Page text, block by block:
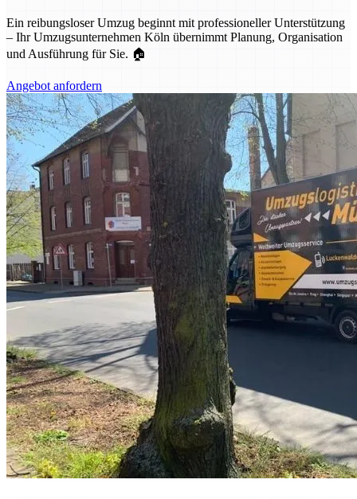
Ein reibungsloser Umzug beginnt mit professioneller Unterstützung
– Ihr Umzugsunternehmen Köln übernimmt Planung, Organisation
und Ausführung für Sie. 🏠
Angebot anfordern